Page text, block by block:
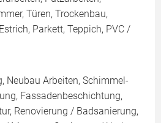
Türen, Trockenbau,
Parkett, Teppich, PVC /
Neubau Arbeiten, Schimmel-
Fassadenbeschichtung,
Renovierung / Badsanierung,